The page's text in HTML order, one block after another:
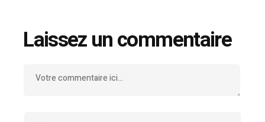
Laissez un commentaire